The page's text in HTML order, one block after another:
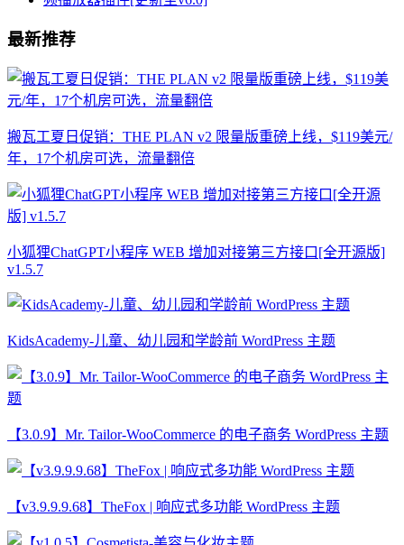
最新推荐
搬瓦工夏日促销：THE PLAN v2 限量版重磅上线，$119美元/
年，17个机房可选，流量翻倍
小狐狸ChatGPT小程序 WEB 增加对接第三方接口[全开源版]
v1.5.7
KidsAcademy-儿童、幼儿园和学龄前 WordPress 主题
【3.0.9】Mr. Tailor-WooCommerce 的电子商务 WordPress 主题
【v3.9.9.9.68】TheFox | 响应式多功能 WordPress 主题